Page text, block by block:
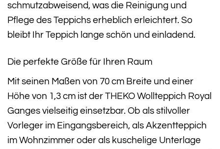
schmutzabweisend, was die Reinigung und
Pflege des Teppichs erheblich erleichtert. So
bleibt Ihr Teppich lange schön und einladend.
Die perfekte Größe für Ihren Raum
Mit seinen Maßen von 70 cm Breite und einer
Höhe von 1,3 cm ist der THEKO Wollteppich Royal
Ganges vielseitig einsetzbar. Ob als stilvoller
Vorleger im Eingangsbereich, als Akzentteppich
im Wohnzimmer oder als kuschelige Unterlage